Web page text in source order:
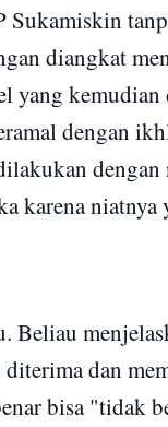
Sukamiskin
diangkat
yang
dengan
karena
Beliau
diterima dan
bisa "tidak